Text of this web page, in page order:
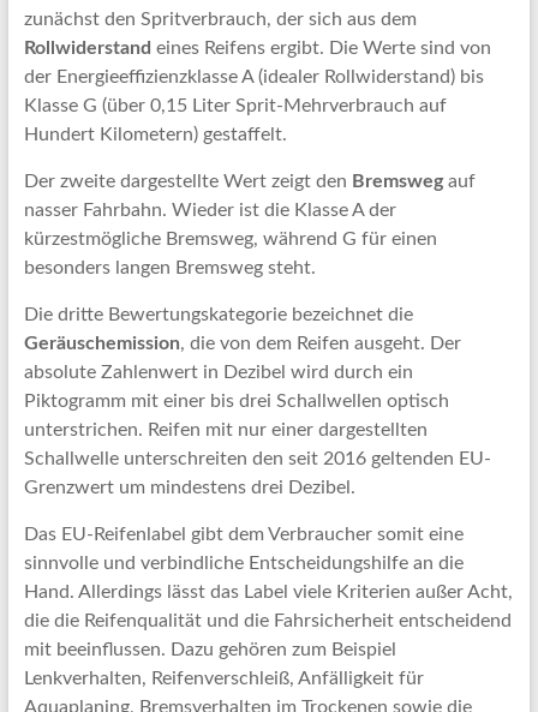
zunächst den Spritverbrauch, der sich aus dem
Rollwiderstand eines Reifens ergibt. Die Werte sind von
der Energieeffizienzklasse A (idealer Rollwiderstand) bis
Klasse G (über 0,15 Liter Sprit-Mehrverbrauch auf
Hundert Kilometern) gestaffelt.
Der zweite dargestellte Wert zeigt den Bremswegauf
nasser Fahrbahn. Wieder ist die Klasse A der
kürzestmögliche Bremsweg, während G für einen
besonders langen Bremsweg steht.
Die dritte Bewertungskategorie bezeichnet die
Geräuschemission, die von dem Reifen ausgeht. Der
absolute Zahlenwert in Dezibel wird durch ein
Piktogramm mit einer bis drei Schallwellen optisch
unterstrichen. Reifen mit nur einer dargestellten
Schallwelle unterschreiten den seit 2016 geltenden EU-
Grenzwert um mindestens drei Dezibel.
Das EU-Reifenlabel gibt dem Verbraucher somit eine
sinnvolle und verbindliche Entscheidungshilfe an die
Hand. Allerdings lässt das Label viele Kriterien außer Acht,
die die Reifenqualität und die Fahrsicherheit entscheidend
mit beeinflussen. Dazu gehören zum Beispiel
Lenkverhalten, Reifenverschleiß, Anfälligkeit für
Aquaplaning, Bremsverhalten im Trockenen sowie die